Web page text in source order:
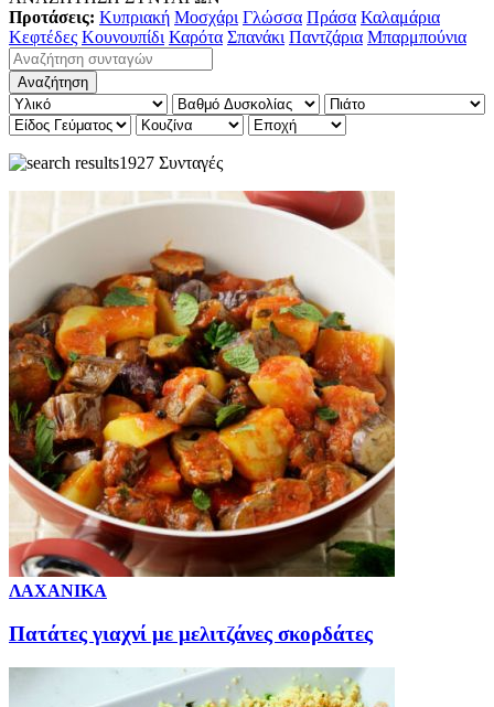
Προτάσεις: Κυπριακή Μοσχάρι Γλώσσα Πράσα Καλαμάρια
Κεφτέδες Κουνουπίδι Καρότα Σπανάκι Παντζάρια Μπαρμπούνια
1927 Συνταγές
ΛΑΧΑΝΙΚΑ
Πατάτες γιαχνί με μελιτζάνες σκορδάτες